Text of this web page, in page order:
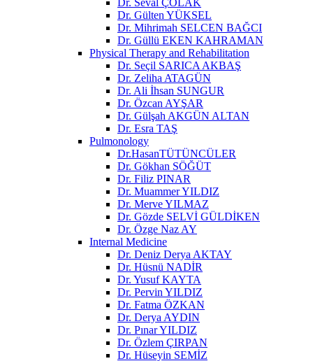
Dr. Gülten YÜKSEL
Dr. Mihrimah SELCEN BAĞCI
Dr. Güllü EKEN KAHRAMAN
Physical Therapy and Rehabilitation
Dr. Seçil SARICA AKBAŞ
Dr. Zeliha ATAGÜN
Dr. Ali İhsan SUNGUR
Dr. Özcan AYŞAR
Dr. Gülşah AKGÜN ALTAN
Dr. Esra TAŞ
Pulmonology
Dr.HasanTÜTÜNCÜLER
Dr. Gökhan SÖĞÜT
Dr. Filiz PINAR
Dr. Muammer YILDIZ
Dr. Merve YILMAZ
Dr. Gözde SELVİ GÜLDİKEN
Dr. Özge Naz AY
Internal Medicine
Dr. Deniz Derya AKTAY
Dr. Hüsnü NADİR
Dr. Yusuf KAYTA
Dr. Pervin YILDIZ
Dr. Fatma ÖZKAN
Dr. Derya AYDIN
Dr. Pınar YILDIZ
Dr. Özlem ÇIRPAN
Dr. Hüseyin SEMİZ